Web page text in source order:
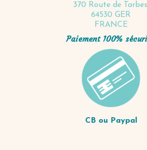
370 Route de
64530 GER
FRANCE
Paiement 100%
CB ou Paypal